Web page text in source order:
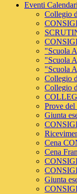
Eventi
Collegio
"Scuola
"Scuola
"Scuola
Collegio
Collegio
Prove
Giunta
Cena
Cena
Giunta